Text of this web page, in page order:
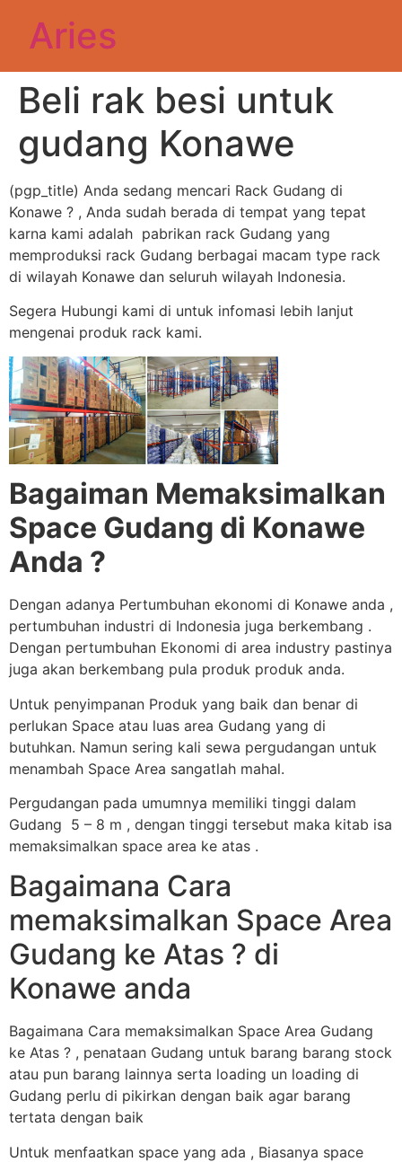
Aries
Beli rak besi untuk
gudang Konawe
(pgp_title) Anda sedang mencari Rack Gudang di
Konawe ? , Anda sudah berada di tempat yang tepat
karna kami adalah pabrikan rack Gudang yang
memproduksi rack Gudang berbagai macam type rack
di wilayah Konawe dan seluruh wilayah Indonesia.
Segera Hubungi kami di untuk infomasi lebih lanjut
mengenai produk rack kami.
Bagaiman Memaksimalkan
Space Gudang di Konawe
Anda ?
Dengan adanya Pertumbuhan ekonomi di Konawe anda ,
pertumbuhan industri di Indonesia juga berkembang .
Dengan pertumbuhan Ekonomi di area industry pastinya
juga akan berkembang pula produk produk anda.
Untuk penyimpanan Produk yang baik dan benar di
perlukan Space atau luas area Gudang yang di
butuhkan. Namun sering kali sewa pergudangan untuk
menambah Space Area sangatlah mahal.
Pergudangan pada umumnya memiliki tinggi dalam
Gudang 5 – 8 m , dengan tinggi tersebut maka kitab isa
memaksimalkan space area ke atas .
Bagaimana Cara
memaksimalkan Space Area
Gudang ke Atas ? di
Konawe anda
Bagaimana Cara memaksimalkan Space Area Gudang
ke Atas ? , penataan Gudang untuk barang barang stock
atau pun barang lainnya serta loading un loading di
Gudang perlu di pikirkan dengan baik agar barang
tertata dengan baik
Untuk menfaatkan space yang ada , Biasanya space